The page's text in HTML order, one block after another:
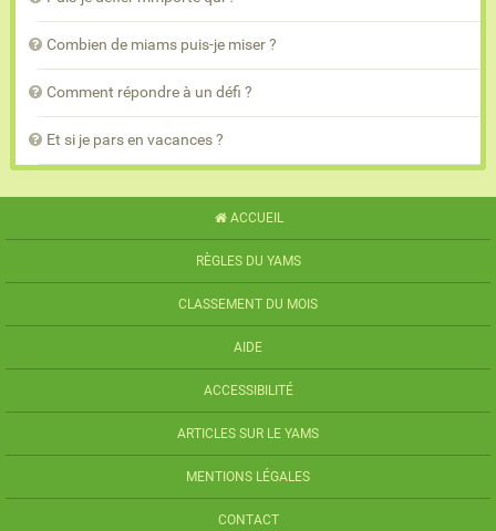
Combien de miams puis-je miser ?
Comment répondre à un défi ?
Et si je pars en vacances ?
ACCUEIL
RÈGLES DU YAMS
CLASSEMENT DU MOIS
AIDE
ACCESSIBILITÉ
ARTICLES SUR LE YAMS
MENTIONS LÉGALES
CONTACT